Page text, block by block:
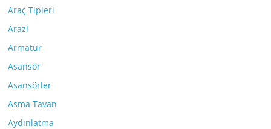
Araç Tipleri
Arazi
Armatür
Asansör
Asansörler
Asma Tavan
Aydınlatma